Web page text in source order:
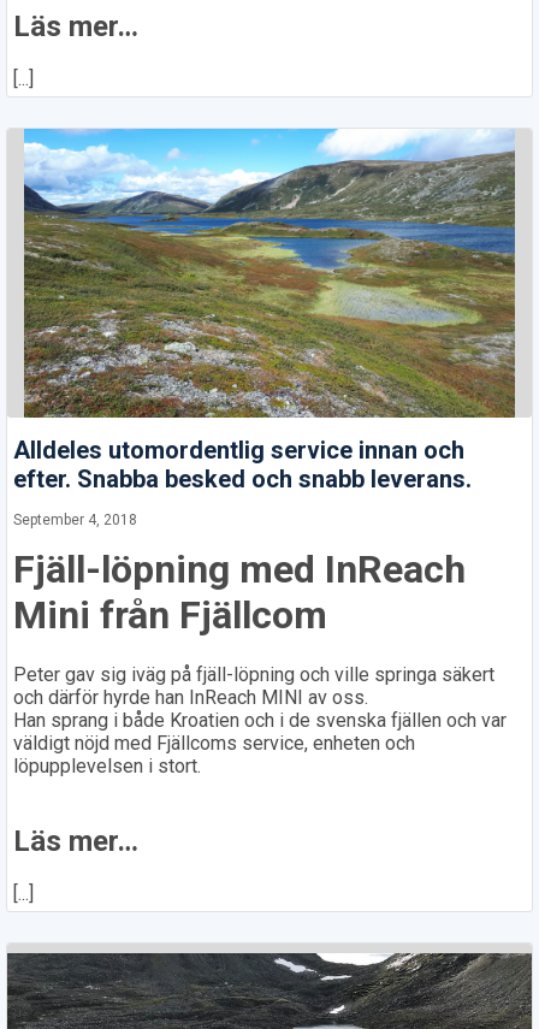
Läs mer…
[...]
Alldeles utomordentlig service innan och
efter. Snabba besked och snabb leverans.
September 4, 2018
Fjäll-löpning med InReach
Mini från Fjällcom
Peter gav sig iväg på fjäll-löpning och ville springa säkert
och därför hyrde han InReach MINI av oss.
Han sprang i både Kroatien och i de svenska fjällen och var
väldigt nöjd med Fjällcoms service, enheten och
löpupplevelsen i stort.
Läs mer…
[...]